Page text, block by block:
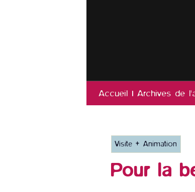
Accueil Archives de
Visite + Animation
Pour la